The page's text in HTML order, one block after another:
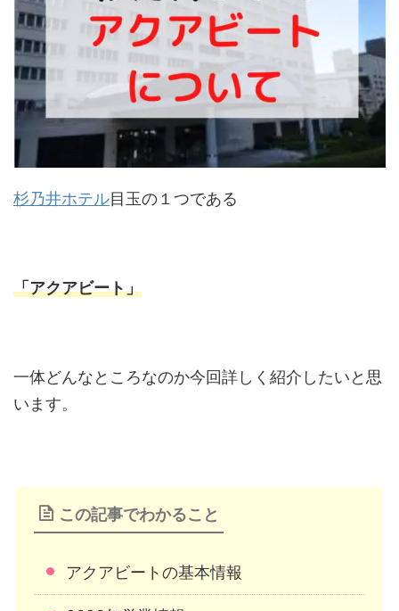
杉乃井ホテル目玉の１つである
「アクアビート」
一体どんなところなのか今回詳しく紹介したいと思
います。
この記事でわかること
アクアビートの基本情報